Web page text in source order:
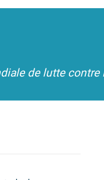
de lutte contre